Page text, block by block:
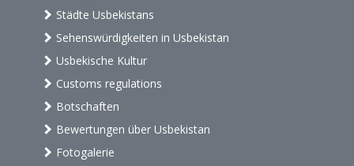
Städte Usbekistans
Sehenswürdigkeiten in Usbekistan
Usbekische Kultur
Customs regulations
Botschaften
Bewertungen über Usbekistan
Fotogalerie